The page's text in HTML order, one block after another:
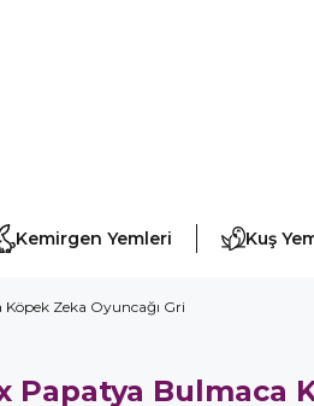
Kemirgen Yemleri Kuş
Zeka Oyuncağı Gri
Papatya Bulmaca